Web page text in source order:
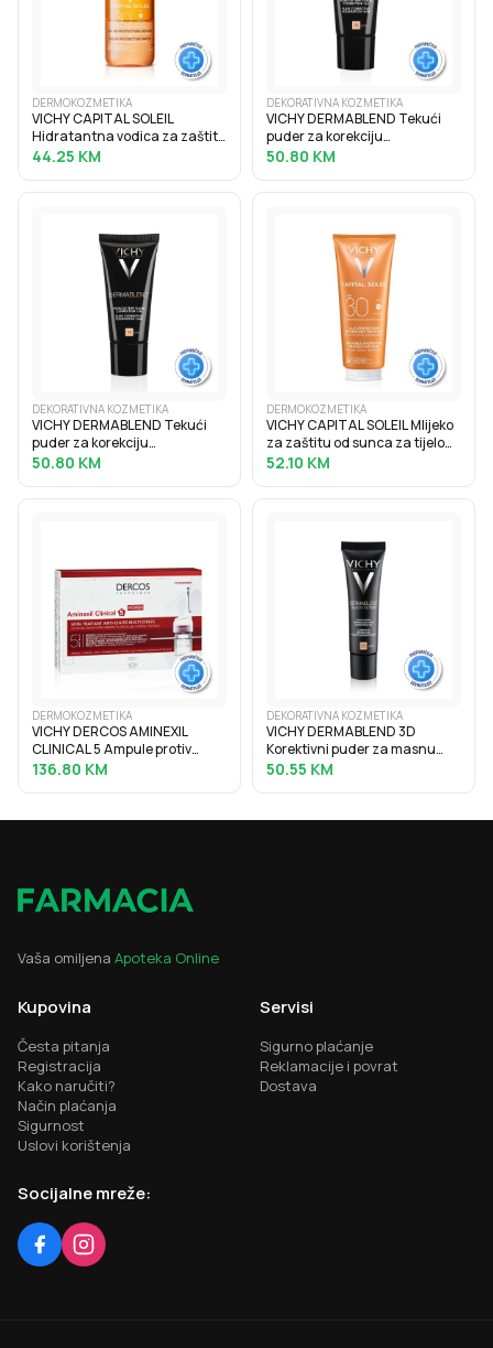
DERMOKOZMETIKA
VICHY CAPITAL SOLEIL
Hidratantna vodica za zaštitu
od sunca za naglašen ten
44.25 KM
DEKORATIVNA KOZMETIKA
VICHY DERMABLEND Tekući
puder za korekciju
neujednačene boje kože
50.80 KM
DEKORATIVNA KOZMETIKA
VICHY DERMABLEND Tekući
puder za korekciju
neujednačene boje kože
50.80 KM
DERMOKOZMETIKA
VICHY CAPITAL SOLEIL Mlijeko
za zaštitu od sunca za tijelo
SPF30, obiteljsko pakiranje,
52.10 KM
DERMOKOZMETIKA
VICHY DERCOS AMINEXIL
CLINICAL 5 Ampule protiv
ispadanja kose za žene 21x6
136.80 KM
DEKORATIVNA KOZMETIKA
VICHY DERMABLEND 3D
Korektivni puder za masnu
kožu sklonu aknama s visokim
50.55 KM
Vaša omiljena Apoteka Online
Kupovina
Česta pitanja
Registracija
Kako naručiti?
Način plaćanja
Sigurnost
Uslovi korištenja
Servisi
Sigurno plaćanje
Reklamacije i povrat
Dostava
Socijalne mreže: